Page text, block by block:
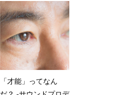
「才能」ってなん